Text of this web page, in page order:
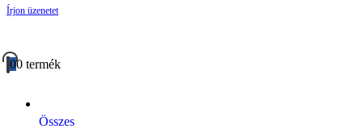
Írjon üzenetet
00 termék
Összes